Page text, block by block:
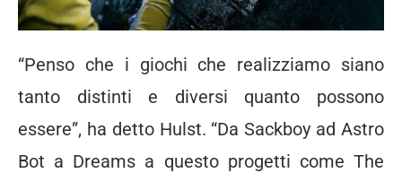
“Penso che i giochi che realizziamo siano
tanto distinti e diversi quanto possono
essere”, ha detto Hulst. “Da Sackboy ad Astro
Bot a Dreams a questo progetti comeThe